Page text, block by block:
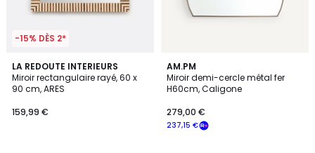
-15% DÈS 2*
LA REDOUTE INTERIEURS
Miroir rectangulaire rayé, 60 x
90 cm, ARES
159,99 €
AM.PM
Miroir demi-cercle métal fer
H60cm, Caligone
237,15 €
279,00 €
4,9
/ 5